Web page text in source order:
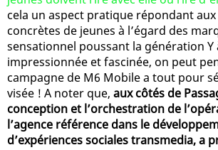
cela un aspect pratique répondant
concrètes de jeunes à l’égard des
sensationnel poussant la génération Y
impressionnée et fascinée, on peut
campagne de M6 Mobile a tout pour
visée ! A noter que, aux côtés de
conception et l’orchestration de
l’agence référence dans le
d’expériences sociales transmedia, a